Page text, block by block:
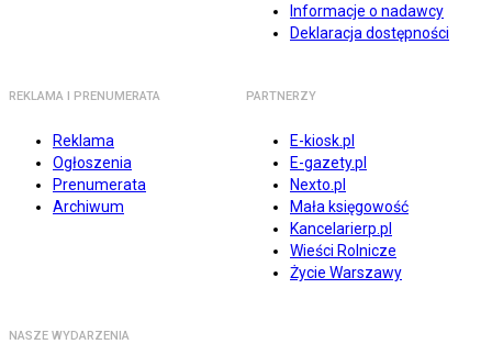
Informacje o nadawcy
Deklaracja dostępności
REKLAMA I PRENUMERATA
Reklama
Ogłoszenia
Prenumerata
Archiwum
PARTNERZY
E-kiosk.pl
E-gazety.pl
Nexto.pl
Mała księgowość
Kancelarierp.pl
Wieści Rolnicze
Życie Warszawy
NASZE WYDARZENIA